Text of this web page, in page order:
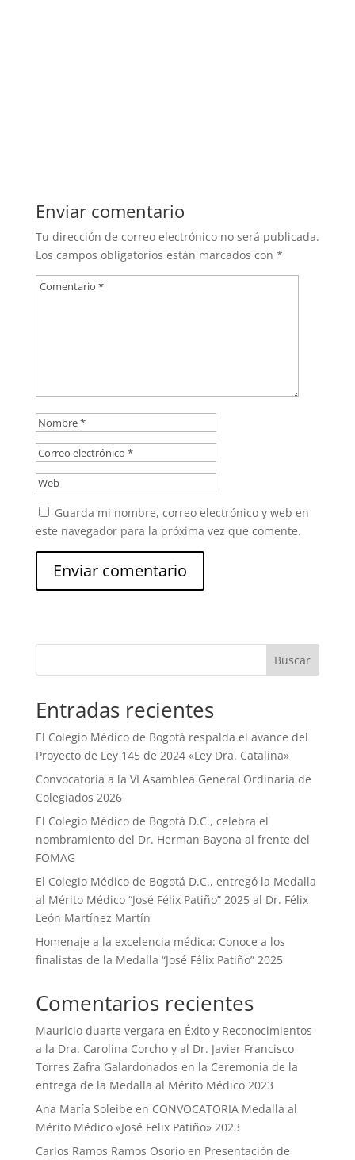
Enviar comentario
Tu dirección de correo electrónico no será publicada.
Los campos obligatorios están marcados con *
Guarda mi nombre, correo electrónico y web en
este navegador para la próxima vez que comente.
Buscar
Entradas recientes
El Colegio Médico de Bogotá respalda el avance del
Proyecto de Ley 145 de 2024 «Ley Dra. Catalina»
Convocatoria a la VI Asamblea General Ordinaria de
Colegiados 2026
El Colegio Médico de Bogotá D.C., celebra el
nombramiento del Dr. Herman Bayona al frente del
FOMAG
El Colegio Médico de Bogotá D.C., entregó la Medalla
al Mérito Médico “José Félix Patiño” 2025 al Dr. Félix
León Martínez Martín
Homenaje a la excelencia médica: Conoce a los
finalistas de la Medalla “José Félix Patiño” 2025
Comentarios recientes
Mauricio duarte vergara en Éxito y Reconocimientos
a la Dra. Carolina Corcho y al Dr. Javier Francisco
Torres Zafra Galardonados en la Ceremonia de la
entrega de la Medalla al Mérito Médico 2023
Ana María Soleibe en CONVOCATORIA Medalla al
Mérito Médico «José Felix Patiño» 2023
Carlos Ramos Ramos Osorioen Presentación de